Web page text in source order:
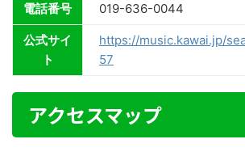
電話番号 019-636-0044
公式サイ
ト
https://music.kawai.jp/
57
アクセスマップ